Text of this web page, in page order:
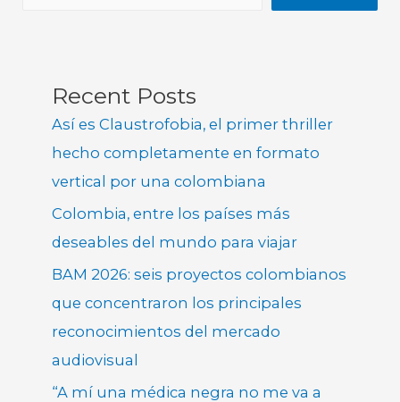
Recent Posts
Así es Claustrofobia, el primer thriller
hecho completamente en formato
vertical por una colombiana
Colombia, entre los países más
deseables del mundo para viajar
BAM 2026: seis proyectos colombianos
que concentraron los principales
reconocimientos del mercado
audiovisual
“A mí una médica negra no me va a